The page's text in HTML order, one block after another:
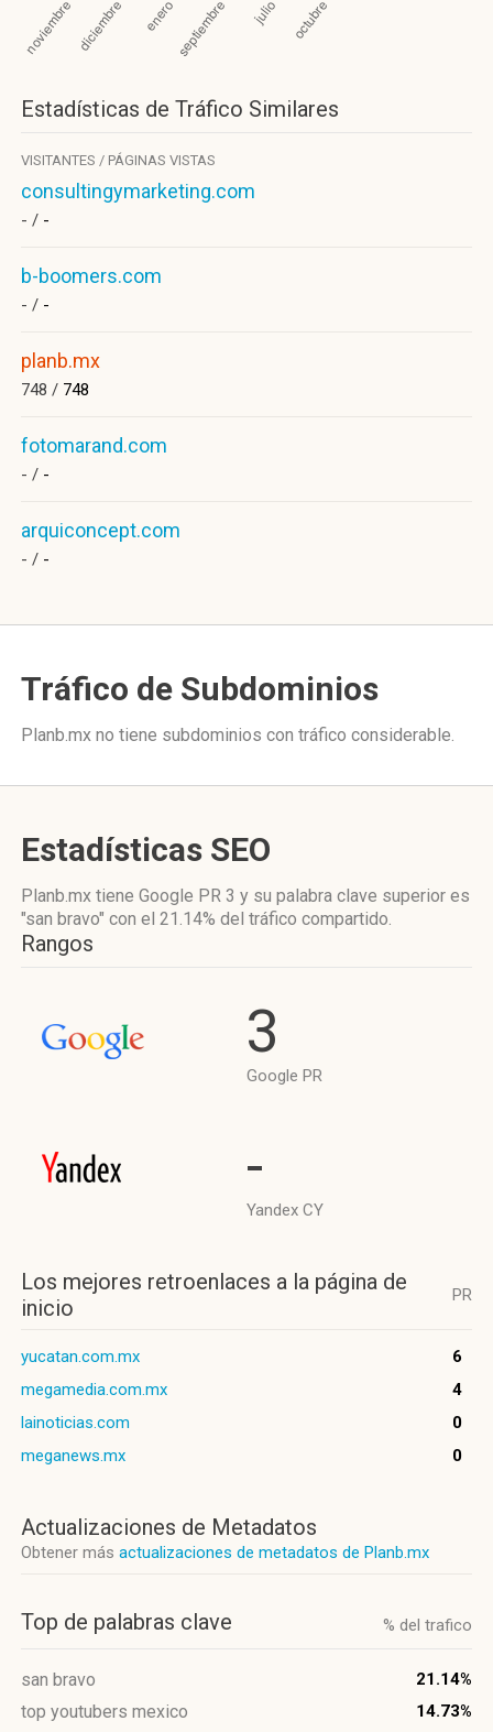
Estadísticas de Tráfico Similares
VISITANTES / PÁGINAS VISTAS
consultingymarketing.com
- / -
b-boomers.com
- / -
planb.mx
748 / 748
fotomarand.com
- / -
arquiconcept.com
- / -
Tráfico de Subdominios
Planb.mx no tiene subdominios con tráfico considerable.
Estadísticas SEO
Planb.mx tiene Google PR 3 y su palabra clave superior es
"san bravo" con el 21.14% del tráfico compartido.
Rangos
3
Google PR
-
Yandex CY
Los mejores retroenlaces a la página de
inicio
PR
yucatan.com.mx
6
megamedia.com.mx
4
lainoticias.com
0
meganews.mx
0
Actualizaciones de Metadatos
Obtener más actualizaciones de metadatos de Planb.mx
Top de palabras clave % del trafico
san bravo 21.14%
top youtubers mexico 14.73%